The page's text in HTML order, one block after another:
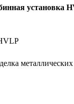
установка